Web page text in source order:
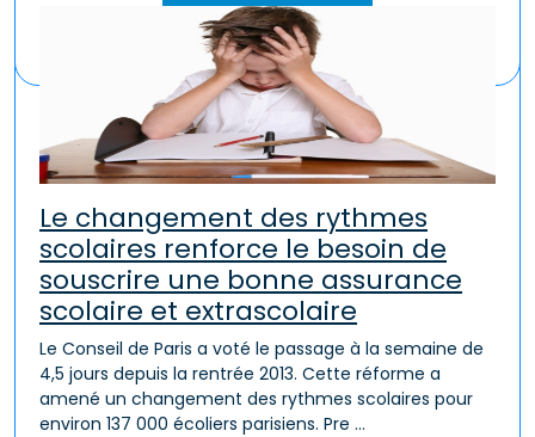
Lire la suite
Le changement des rythmes
scolaires renforce le besoin de
souscrire une bonne assurance
scolaire et extrascolaire
Le Conseil de Paris a voté le passage à la semaine de
4,5 jours depuis la rentrée 2013. Cette réforme a
amené un changement des rythmes scolaires pour
environ 137 000 écoliers parisiens. Pre ...